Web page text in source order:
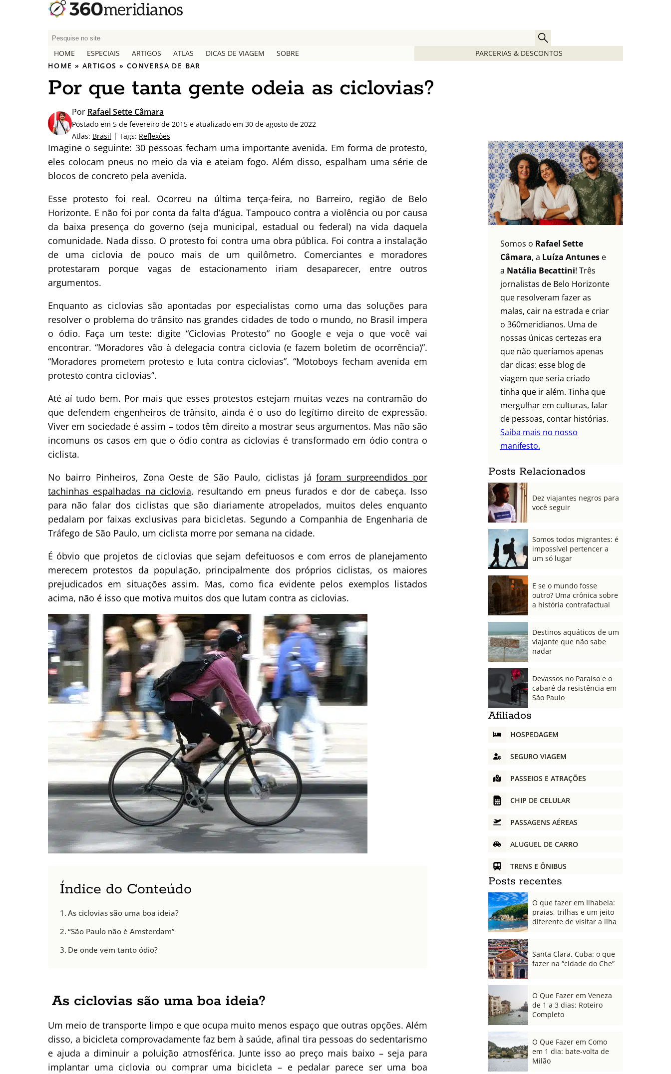
P
q
u
i
a
r
p
o
r
:
HOME ESPECIAIS ARTIGOS ATLAS DICAS DE VIAGEM SOBRE
PARCERIAS & DESCONTOS
HOME » ARTIGOS » CONVERSA DE BAR
Por que tanta gente odeia as ciclovias?
Por Rafael Sette Câmara
Postado em 5 de fevereiro de 2015 e atualizado em 30 de agosto de 2022
Atlas: Brasil | Tags: Reflexões
Imagine o seguinte: 30 pessoas fecham uma importante avenida. Em forma de protesto,
eles colocam pneus no meio da via e ateiam fogo. Além disso, espalham uma série de
blocos de concreto pela avenida.
Esse protesto foi real. Ocorreu na última terça-feira, no Barreiro, região de Belo
Horizonte. E não foi por conta da falta d’água. Tampouco contra a violência ou por causa
da baixa presença do governo (seja municipal, estadual ou federal) na vida daquela
comunidade. Nada disso. O protesto foi contra uma obra pública. Foi contra a instalação
de uma ciclovia de pouco mais de um quilômetro. Comerciantes e moradores
protestaram porque vagas de estacionamento iriam desaparecer, entre outros
argumentos.
Enquanto as ciclovias são apontadas por especialistas como uma das soluções para
resolver o problema do trânsito nas grandes cidades de todo o mundo, no Brasil impera
o ódio. Faça um teste: digite “Ciclovias Protesto” no Google e veja o que você vai
encontrar. “Moradores vão à delegacia contra ciclovia (e fazem boletim de ocorrência)”.
“Moradores prometem protesto e luta contra ciclovias”. “Motoboys fecham avenida em
protesto contra ciclovias”.
Até aí tudo bem. Por mais que esses protestos estejam muitas vezes na contramão do
que defendem engenheiros de trânsito, ainda é o uso do legítimo direito de expressão.
Viver em sociedade é assim – todos têm direito a mostrar seus argumentos. Mas não são
incomuns os casos em que o ódio contra as ciclovias é transformado em ódio contra o
ciclista.
No bairro Pinheiros, Zona Oeste de São Paulo, ciclistas jáforam surpreendidos por
tachinhas espalhadas na ciclovia, resultando em pneus furados e dor de cabeça. Isso
para não falar dos ciclistas que são diariamente atropelados, muitos deles enquanto
pedalam por faixas exclusivas para bicicletas. Segundo a Companhia de Engenharia de
Tráfego de São Paulo, um ciclista morre por semana na cidade.
É óbvio que projetos de ciclovias que sejam defeituosos e com erros de planejamento
merecem protestos da população, principalmente dos próprios ciclistas, os maiores
prejudicados em situações assim. Mas, como fica evidente pelos exemplos listados
acima, não é isso que motiva muitos dos que lutam contra as ciclovias.
Índice do Conteúdo
As ciclovias são uma boa ideia?
“São Paulo não é Amsterdam”
De onde vem tanto ódio?
As ciclovias são uma boa ideia?
Um meio de transporte limpo e que ocupa muito menos espaço que outras opções. Além
disso, a bicicleta comprovadamente faz bem à saúde, afinal tira pessoas do sedentarismo
e ajuda a diminuir a poluição atmosférica. Junte isso ao preço mais baixo – seja para
implantar uma ciclovia ou comprar uma bicicleta – e pedalar parece ser uma boa
Somos o Rafael Sette
Câmara, a Luíza Antunes e
a Natália Becattini! Três
jornalistas de Belo Horizonte
que resolveram fazer as
malas, cair na estrada e criar
o 360meridianos. Uma de
nossas únicas certezas era
que não queríamos apenas
dar dicas: esse blog de
viagem que seria criado
tinha que ir além. Tinha que
mergulhar em culturas, falar
de pessoas, contar histórias.
Saiba mais no nosso
manifesto.
Posts Relacionados
Dez viajantes negros para
você seguir
Somos todos migrantes: é
impossível pertencer a
um só lugar
E se o mundo fosse
outro? Uma crônica sobre
a história contrafactual
Destinos aquáticos de um
viajante que não sabe
nadar
Devassos no Paraíso e o
cabaré da resistência em
São Paulo
Afiliados
HOSPEDAGEM
SEGURO VIAGEM
PASSEIOS E ATRAÇÕES
CHIP DE CELULAR
PASSAGENS AÉREAS
ALUGUEL DE CARRO
TRENS E ÔNIBUS
Posts recentes
O que fazer em Ilhabela:
praias, trilhas e um jeito
diferente de visitar a ilha
Santa Clara, Cuba: o que
fazer na “cidade do Che”
O Que Fazer em Veneza
de 1 a 3 dias: Roteiro
Completo
O Que Fazer em Como
em 1 dia: bate-volta de
Milão